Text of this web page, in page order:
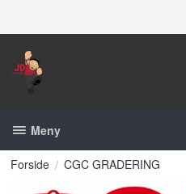
Meny
Forside CGC GRADERING